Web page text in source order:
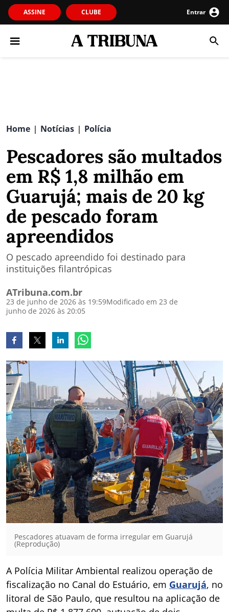
ASSINE CLUBE Entrar
Home | Notícias | Polícia
Pescadores são multados
em R$ 1,8 milhão em
Guarujá; mais de 20 kg
de pescado foram
apreendidos
O pescado apreendido foi destinado para
instituições filantrópicas
ATribuna.com.br
23 de junho de 2026 às 19:59Modificado em 23 de
junho de 2026 às 20:05
Pescadores atuavam de forma irregular em Guarujá
(Reprodução)
A Polícia Militar Ambiental realizou operação de
fiscalização no Canal do Estuário, em Guarujá, no
litoral de São Paulo, que resultou na aplicação de